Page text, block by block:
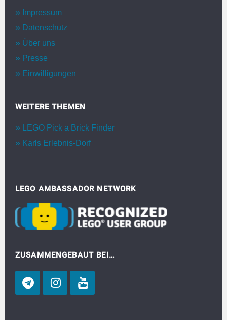
Impressum
Datenschutz
Über uns
Presse
Einwilligungen
WEITERE THEMEN
LEGO Pick a Brick Finder
Karls Erlebnis-Dorf
LEGO AMBASSADOR NETWORK
ZUSAMMENGEBAUT BEI…